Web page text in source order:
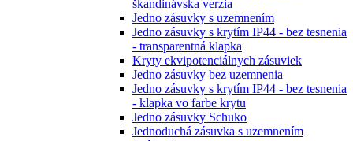
škandinávska verzia
Jedno zásuvky s uzemnením
Jedno zásuvky s krytím IP44 - bez tesnenia
- transparentná klapka
Kryty ekvipotenciálnych zásuviek
Jedno zásuvky bez uzemnenia
Jedno zásuvky s krytím IP44 - bez tesnenia
- klapka vo farbe krytu
Jedno zásuvky Schuko
Jednoduchá zásuvka s uzemnením